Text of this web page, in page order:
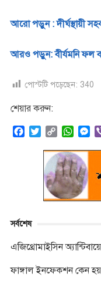
আরো পড়ুন : দীর্ঘস্থায়ী
আরও পড়ুন: বীর্যমনি ফল
পোস্টটি পড়েছেন: 340
শেয়ার করুন:
t
e
r
p
y
L
i
n
W
a
t
s
A
p
M
s
g
সর্বশেষ
এজিথ্রোমাইসিন
ফাঙ্গাল ইনফেকশন কেন